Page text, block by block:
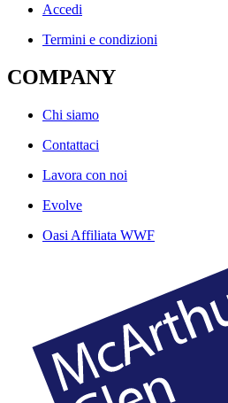
Accedi
Termini e condizioni
COMPANY
Chi siamo
Contattaci
Lavora con noi
Evolve
Oasi Affiliata WWF